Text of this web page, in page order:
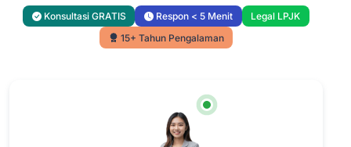
Konsultasi GRATIS Respon < 5 Menit
Legal LPJK
15+ Tahun Pengalaman